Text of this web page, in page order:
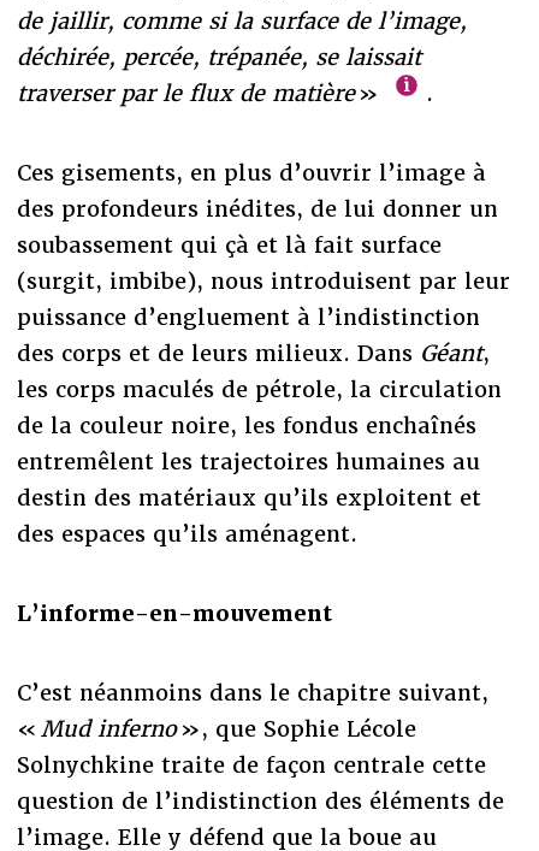
de jaillir, comme si la surface de l’image,
déchirée, percée, trépanée, se laissait
traverser par le flux de matière» .
Ces gisements, en plus d’ouvrir l’image à
des profondeurs inédites, de lui donner un
soubassement qui çà et là fait surface
(surgit, imbibe), nous introduisent par leur
puissance d’engluement à l’indistinction
des corps et de leurs milieux. Dans Géant,
les corps maculés de pétrole, la circulation
de la couleur noire, les fondus enchaînés
entremêlent les trajectoires humaines au
destin des matériaux qu’ils exploitent et
des espaces qu’ils aménagent.
L’informe-en-mouvement
C’est néanmoins dans le chapitre suivant,
« Mud inferno», que Sophie Lécole
Solnychkine traite de façon centrale cette
question de l’indistinction des éléments de
l’image. Elle y défend que la boue au